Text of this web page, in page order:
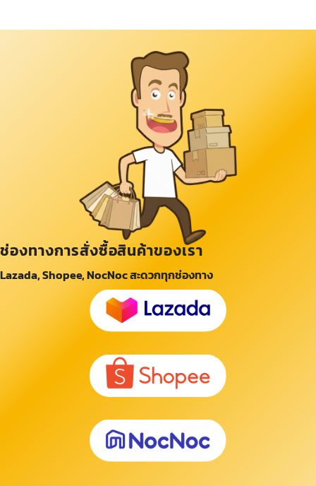
ช่องทางการสั่งซื้อสินค้าของเรา
Lazada, Shopee, NocNoc สะดวกทุกช่องทาง